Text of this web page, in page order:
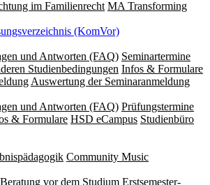
im Fami­lien­recht MA Transforming
(KomVor)
und Antworten (FAQ) Seminartermine
Studienbedingungen Infos & Formulare
Auswertung der Seminaranmeldung
und Antworten (FAQ) Prüfungstermine
& Formulare HSD eCampus Studienbüro
Community Music
Beratung vor dem Studium Erstsemester-